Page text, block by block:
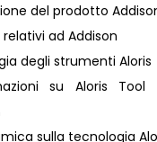
del prodotto
relativi ad Addison
degli strumenti Aloris
su Aloris Tool
sulla tecnologia